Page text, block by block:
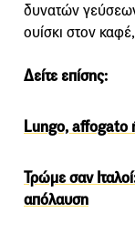
δυνατών
ουίσκι στον
Δείτε επίσης:
Lungo, affogato
Τρώμε σαν
απόλαυση